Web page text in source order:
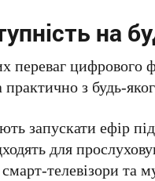
на
переваг цифрового
з будь-
запускати ефір
для
телевізори та